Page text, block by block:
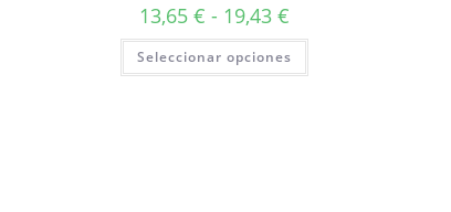
13,65 € - 19,43 €
Seleccionar opciones